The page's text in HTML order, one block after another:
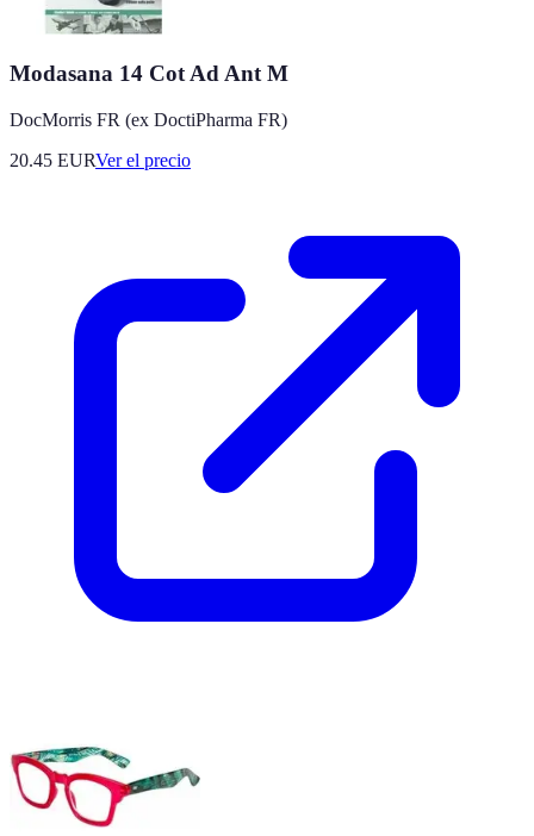
Modasana 14 Cot Ad Ant M
DocMorris FR (ex DoctiPharma FR)
20.45 EURVer el precio